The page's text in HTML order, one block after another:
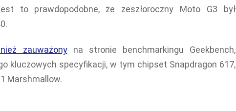
to prawdopodobne, że zeszłoroczny Moto G3 był
zauważonyna stronie benchmarkingu Geekbench,
kluczowych specyfikacji, w tym chipset Snapdragon 617,
Marshmallow.